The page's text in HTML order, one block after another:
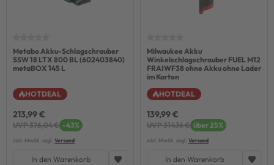
Metabo Akku-Schlagschrauber
SSW 18 LTX 800 BL (602403840)
metaBOX 145 L
HOTDEAL
213,99 €
UVP 376,04 € -43%
inkl. MwSt. zzgl. Versand
In den Warenkorb
Milwaukee Akku
Winkelschlagschrauber FUEL M12
FRAIWF38 ohne Akku ohne Lader
im Karton
HOTDEAL
139,99 €
UVP 314,16 € über 25%
inkl. MwSt. zzgl. Versand
In den Warenkorb